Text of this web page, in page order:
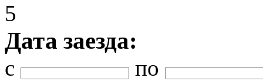
5
Дата заезда:
с
по